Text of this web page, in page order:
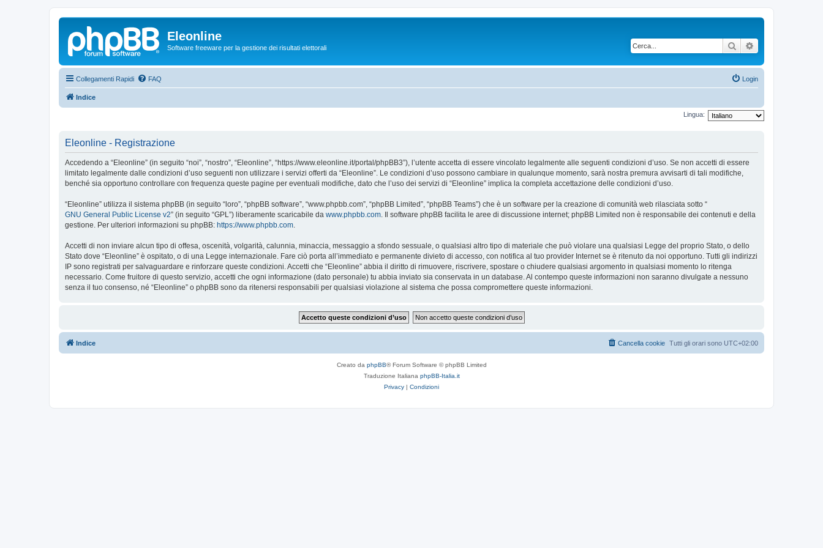
Eleonline
Software freeware per la gestione dei risultati elettorali Cerca
Collegamenti Rapidi FAQ Login
Indice
Lingua:
Eleonline - Registrazione
Accedendo a “Eleonline” (in seguito “noi”, “nostro”, “Eleonline”, “https://www.eleonline.it/portal/phpBB3”), l’utente accetta di essere vincolato legalmente alle seguenti condizioni d’uso. Se non accetti di essere
limitato legalmente dalle condizioni d’uso seguenti non utilizzare i servizi offerti da “Eleonline”. Le condizioni d’uso possono cambiare in qualunque momento, sarà nostra premura avvisarti di tali modifiche,
benché sia opportuno controllare con frequenza queste pagine per eventuali modifiche, dato che l’uso dei servizi di “Eleonline” implica la completa accettazione delle condizioni d’uso.
“Eleonline” utilizza il sistema phpBB (in seguito “loro”, “phpBB software”, “www.phpbb.com”, “phpBB Limited”, “phpBB Teams”) che è un software per la creazione di comunità web rilasciata sotto “
GNU General Public License v2” (in seguito “GPL”) liberamente scaricabile da www.phpbb.com. Il software phpBB facilita le aree di discussione internet; phpBB Limited non è responsabile dei contenuti e della
gestione. Per ulteriori informazioni su phpBB: https://www.phpbb.com.
Accetti di non inviare alcun tipo di offesa, oscenità, volgarità, calunnia, minaccia, messaggio a sfondo sessuale, o qualsiasi altro tipo di materiale che può violare una qualsiasi Legge del proprio Stato, o dello
Stato dove “Eleonline” è ospitato, o di una Legge internazionale. Fare ciò porta all’immediato e permanente divieto di accesso, con notifica al tuo provider Internet se è ritenuto da noi opportuno. Tutti gli indirizzi
IP sono registrati per salvaguardare e rinforzare queste condizioni. Accetti che “Eleonline” abbia il diritto di rimuovere, riscrivere, spostare o chiudere qualsiasi argomento in qualsiasi momento lo ritenga
necessario. Come fruitore di questo servizio, accetti che ogni informazione (dato personale) tu abbia inviato sia conservata in un database. Al contempo queste informazioni non saranno divulgate a nessuno
senza il tuo consenso, né “Eleonline” o phpBB sono da ritenersi responsabili per qualsiasi violazione al sistema che possa compromettere queste informazioni.
Indice Tutti gli orari sono UTC+02:00
Cancella cookie
Creato da phpBB® Forum Software © phpBB Limited
Traduzione Italiana phpBB-Italia.it
Privacy | Condizioni